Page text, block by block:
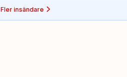
Fler insändare